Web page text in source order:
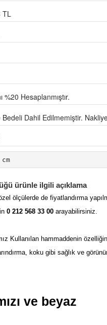
TL
%20 Hesaplanmıştır.
Dahil Edilmemiştir.
ürünle ilgili açıklama
ölçülerde de fiyatlandırma
0 212 568 33 00 arayabilirsiniz.
Kullanılan hammaddenin
koku gibi sağlık ve
ve beyaz